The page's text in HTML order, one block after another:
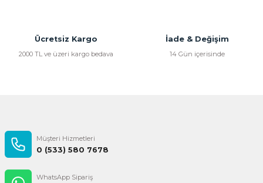
Bu ürüne benzer farklı alternatifler olmalı.
Ücretsiz Kargo
2000 TL ve üzeri kargo bedava
İade & Değişim
14 Gün içerisinde
Müşteri Hizmetleri
0 (533) 580 7678
WhatsApp Sipariş